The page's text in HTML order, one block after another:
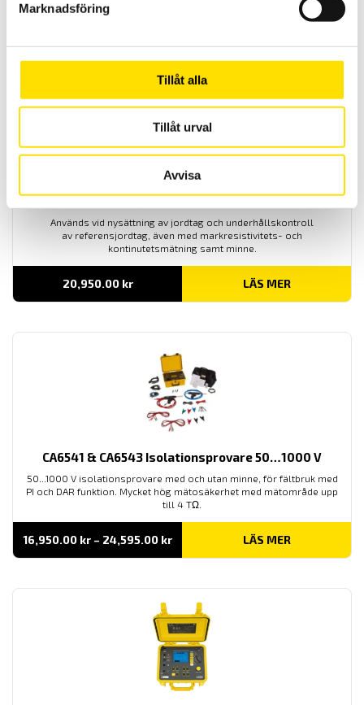
Marknadsföring
Tillåt alla
Tillåt urval
Avvisa
till
29,900.00 kr
Används vid nysättning av jordtag och underhållskontroll
av referensjordtag, även med markresistivitets- och
kontinutetsmätning samt minne.
20,950.00 kr LÄS MER
CA6541 & CA6543 Isolationsprovare 50…1000 V
50...1000 V isolationsprovare med och utan minne, för fältbruk med
PI och DAR funktion. Mycket hög mätosäkerhet med mätområde upp
till 4 TΩ.
16,950.00 kr – 24,595.00 krPrisintervall:
till
LÄS MER